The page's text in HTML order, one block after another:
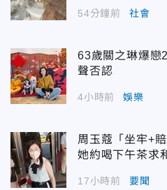
54分鐘前 社會
63歲關之琳爆戀
聲否認
4小時前 娛樂
周玉蔻「坐牢+
她約喝下午茶求
17小時前 要聞